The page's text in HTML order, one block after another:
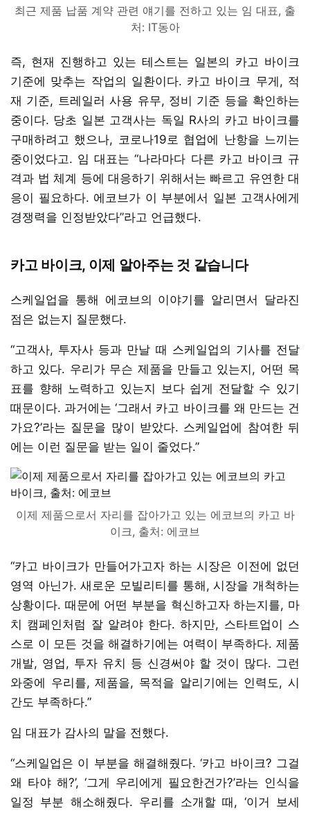
최근 제품 납품 계약 관련 얘기를 전하고 있는 임 대표, 출
처: IT동아
즉, 현재 진행하고 있는 테스트는 일본의 카고 바이크
기준에 맞추는 작업의 일환이다. 카고 바이크 무게, 적
재 기준, 트레일러 사용 유무, 정비 기준 등을 확인하는
중이다. 당초 일본 고객사는 독일 R사의 카고 바이크를
구매하려고 했으나, 코로나19로 협업에 난항을 느끼는
중이었다고. 임 대표는 “나라마다 다른 카고 바이크 규
격과 법 체계 등에 대응하기 위해서는 빠르고 유연한 대
응이 필요하다. 에코브가 이 부분에서 일본 고객사에게
경쟁력을 인정받았다”라고 언급했다.
카고 바이크, 이제 알아주는 것 같습니다
스케일업을 통해 에코브의 이야기를 알리면서 달라진
점은 없는지 질문했다.
“고객사, 투자사 등과 만날 때 스케일업의 기사를 전달
하고 있다. 우리가 무슨 제품을 만들고 있는지, 어떤 목
표를 향해 노력하고 있는지 보다 쉽게 전달할 수 있기
때문이다. 과거에는 ‘그래서 카고 바이크를 왜 만드는 건
가요?’라는 질문을 많이 받았다. 스케일업에 참여한 뒤
에는 이런 질문을 받는 일이 줄었다.”
이제 제품으로서 자리를 잡아가고 있는 에코브의 카고 바
이크, 출처: 에코브
“카고 바이크가 만들어가고자 하는 시장은 이전에 없던
영역 아닌가. 새로운 모빌리티를 통해, 시장을 개척하는
상황이다. 때문에 어떤 부분을 혁신하고자 하는지를, 마
치 캠페인처럼 잘 알려야 한다. 하지만, 스타트업이 스
스로 이 모든 것을 해결하기에는 여력이 부족하다. 제품
개발, 영업, 투자 유치 등 신경써야 할 것이 많다. 그런
와중에 우리를, 제품을, 목적을 알리기에는 인력도, 시
간도 부족하다.”
임 대표가 감사의 말을 전했다.
“스케일업은 이 부분을 해결해줬다. ‘카고 바이크? 그걸
왜 타야 해?’, ‘그게 우리에게 필요한건가?’라는 인식을
일정 부분 해소해줬다. 우리를 소개할 때, ‘이거 보세